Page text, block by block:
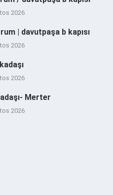
2026
| davutpaşa b kapısı
2026
2026
Merter
2026